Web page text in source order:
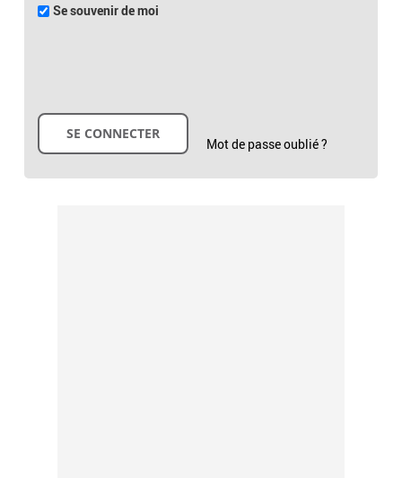
Se souvenir de moi
Mot de passe oublié ?